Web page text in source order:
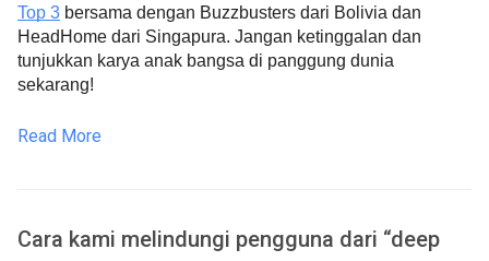
Top 3 bersama dengan Buzzbusters dari Bolivia dan
HeadHome dari Singapura. Jangan ketinggalan dan
tunjukkan karya anak bangsa di panggung dunia
sekarang!
Read More
Cara kami melindungi pengguna dari “deep